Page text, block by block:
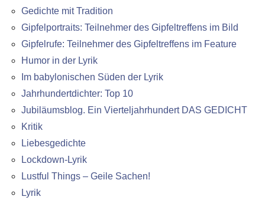
Gedichte mit Tradition
Gipfelportraits: Teilnehmer des Gipfeltreffens im Bild
Gipfelrufe: Teilnehmer des Gipfeltreffens im Feature
Humor in der Lyrik
Im babylonischen Süden der Lyrik
Jahrhundertdichter: Top 10
Jubiläumsblog. Ein Vierteljahrhundert DAS GEDICHT
Kritik
Liebesgedichte
Lockdown-Lyrik
Lustful Things – Geile Sachen!
Lyrik